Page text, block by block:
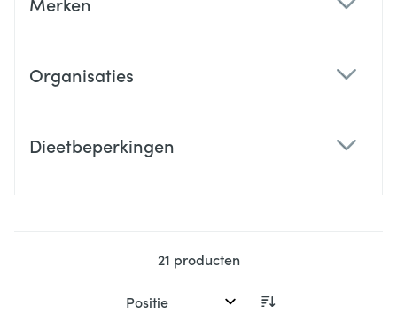
Organisaties
Dieetbeperkingen
21 producten
Sorteer op: